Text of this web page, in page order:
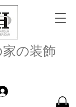
の装飾